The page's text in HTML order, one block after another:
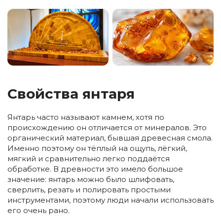
Свойства янтаря
Янтарь часто называют камнем, хотя по
происхождению он отличается от минералов. Это
органический материал, бывшая древесная смола.
Именно поэтому он тёплый на ощупь, лёгкий,
мягкий и сравнительно легко поддаётся
обработке. В древности это имело большое
значение: янтарь можно было шлифовать,
сверлить, резать и полировать простыми
инструментами, поэтому люди начали использовать
его очень рано.